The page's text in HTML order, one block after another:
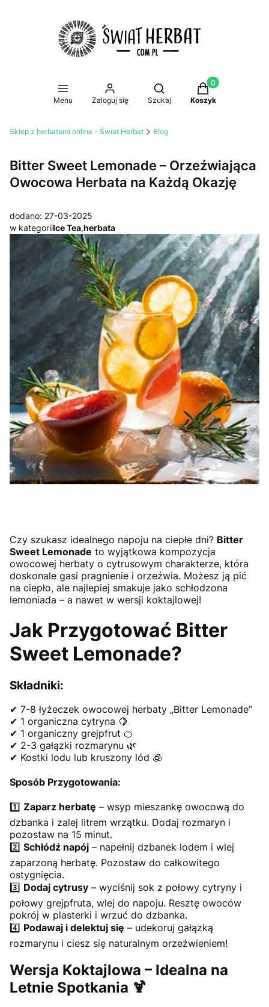
Menu Zaloguj się
Otwórz wyszukiwarkę
Szukaj
Produkty w
Koszyk
Sklep z herbatami online - Świat Herbat Blog
Bitter Sweet Lemonade – Orzeźwiająca
Owocowa Herbata na Każdą Okazję
dodano: 27-03-2025
w kategoriiIce Tea,herbata
Czy szukasz idealnego napoju na ciepłe dni? Bitter
Sweet Lemonade to wyjątkowa kompozycja
owocowej herbaty o cytrusowym charakterze, która
doskonale gasi pragnienie i orzeźwia. Możesz ją pić
na ciepło, ale najlepiej smakuje jako schłodzona
lemoniada – a nawet w wersji koktajlowej!
Jak Przygotować Bitter
Sweet Lemonade?
Składniki:
✔ 7-8 łyżeczek owocowej herbaty „Bitter Lemonade”
✔ 1 organiczna cytryna 🍋
✔ 1 organiczny grejpfrut 🍊
✔ 2-3 gałązki rozmarynu 🌿
✔ Kostki lodu lub kruszony lód 🧊
Sposób Przygotowania:
1️⃣ Zaparz herbatę – wsyp mieszankę owocową do
dzbanka i zalej litrem wrzątku. Dodaj rozmaryn i
pozostaw na 15 minut.
2️⃣ Schłódź napój – napełnij dzbanek lodem i wlej
zaparzoną herbatę. Pozostaw do całkowitego
ostygnięcia.
3️⃣ Dodaj cytrusy – wyciśnij sok z połowy cytryny i
połowy grejpfruta, wlej do napoju. Resztę owoców
pokrój w plasterki i wrzuć do dzbanka.
4️⃣ Podawaj i delektuj się – udekoruj gałązką
rozmarynu i ciesz się naturalnym orzeźwieniem!
Wersja Koktajlowa – Idealna na
Letnie Spotkania 🍹